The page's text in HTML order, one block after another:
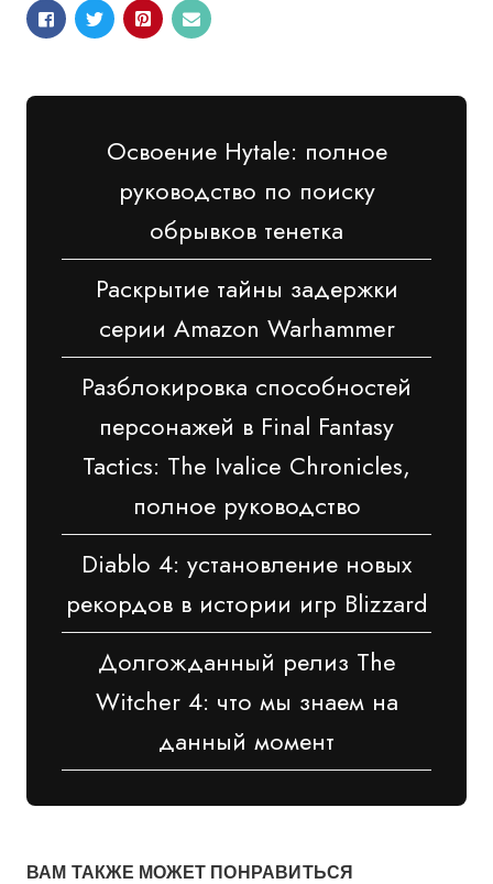
Освоение Hytale: полное
руководство по поиску
обрывков тенетка
Раскрытие тайны задержки
серии Amazon Warhammer
Разблокировка способностей
персонажей в Final Fantasy
Tactics: The Ivalice Chronicles,
полное руководство
Diablo 4: установление новых
рекордов в истории игр Blizzard
Долгожданный релиз The
Witcher 4: что мы знаем на
данный момент
ВАМ ТАКЖЕ МОЖЕТ ПОНРАВИТЬСЯ